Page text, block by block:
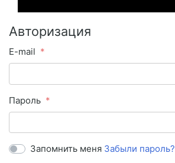
Авторизация
E-mail
Пароль
Запомнить меня Забыли пароль?